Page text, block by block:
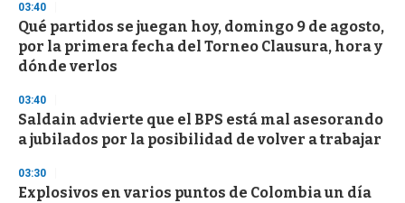
d
s
o
f
3
s
e
c
o
d
s
03:40
Qué partidos se juegan hoy, domingo 9 de agosto,
por la primera fecha del Torneo Clausura, hora y
dónde verlos
03:40
Saldain advierte que el BPS está mal asesorando
a jubilados por la posibilidad de volver a trabajar
03:30
Explosivos en varios puntos de Colombia un día